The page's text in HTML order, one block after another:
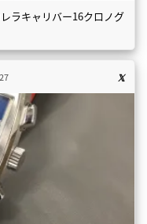
ラキャリバー16クロノグ